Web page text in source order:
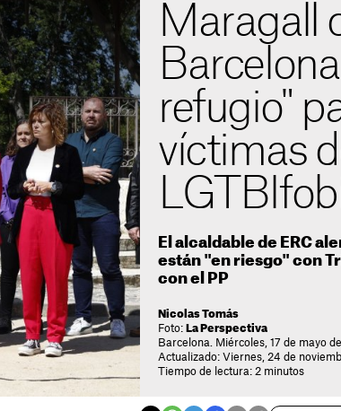
Maragall
refugio"
víctimas
El alcaldable de ERC
están "en riesgo" con
con el PP
Nicolas Tomás
Foto: La Perspectiva
Barcelona. Miércoles, 17 de mayo
Actualizado: Viernes, 24 de
Tiempo de lectura: 2 minutos